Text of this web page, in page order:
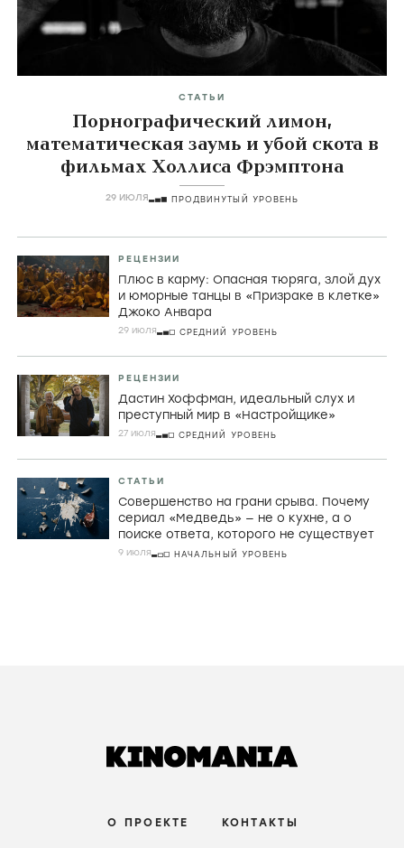
СТАТЬИ
Порнографический лимон,
математическая заумь и убой скота в
фильмах Холлиса Фрэмптона
29 ИЮЛЯ ПРОДВИНУТЫЙ УРОВЕНЬ
РЕЦЕНЗИИ
Плюс в карму: Опасная тюряга, злой дух
и юморные танцы в «Призраке в клетке»
Джоко Анвара
29 июля СРЕДНИЙ УРОВЕНЬ
РЕЦЕНЗИИ
Дастин Хоффман, идеальный слух и
преступный мир в «Настройщике»
27 июля СРЕДНИЙ УРОВЕНЬ
СТАТЬИ
Совершенство на грани срыва. Почему
сериал «Медведь» — не о кухне, а о
поиске ответа, которого не существует
9 июля НАЧАЛЬНЫЙ УРОВЕНЬ
О ПРОЕКТЕ КОНТАКТЫ